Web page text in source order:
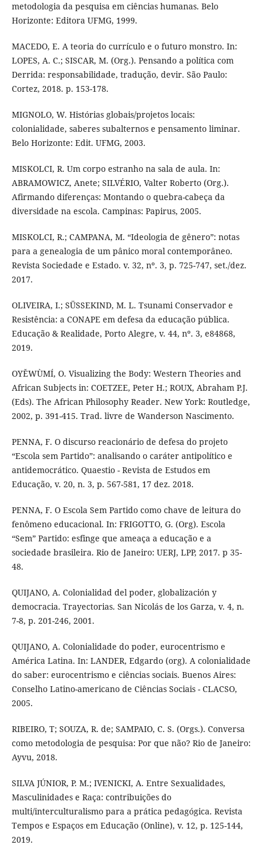
metodologia da pesquisa em ciências humanas. Belo
Horizonte: Editora UFMG, 1999.
MACEDO, E. A teoria do currículo e o futuro monstro. In:
LOPES, A. C.; SISCAR, M. (Org.). Pensando a política com
Derrida: responsabilidade, tradução, devir. São Paulo:
Cortez, 2018. p. 153-178.
MIGNOLO, W. Histórias globais/projetos locais:
colonialidade, saberes subalternos e pensamento liminar.
Belo Horizonte: Edit. UFMG, 2003.
MISKOLCI, R. Um corpo estranho na sala de aula. In:
ABRAMOWICZ, Anete; SILVÉRIO, Valter Roberto (Org.).
Afirmando diferenças: Montando o quebra-cabeça da
diversidade na escola. Campinas: Papirus, 2005.
MISKOLCI, R.; CAMPANA, M. “Ideologia de gênero”: notas
para a genealogia de um pânico moral contemporâneo.
Revista Sociedade e Estado. v. 32, nº. 3, p. 725-747, set./dez.
2017.
OLIVEIRA, I.; SÜSSEKIND, M. L. Tsunami Conservador e
Resistência: a CONAPE em defesa da educação pública.
Educação & Realidade, Porto Alegre, v. 44, nº. 3, e84868,
2019.
OYĚWÙMÍ, O. Visualizing the Body: Western Theories and
African Subjects in: COETZEE, Peter H.; ROUX, Abraham P.J.
(Eds). The African Philosophy Reader. New York: Routledge,
2002, p. 391-415. Trad. livre de Wanderson Nascimento.
PENNA, F. O discurso reacionário de defesa do projeto
“Escola sem Partido”: analisando o caráter antipolítico e
antidemocrático. Quaestio - Revista de Estudos em
Educação, v. 20, n. 3, p. 567-581, 17 dez. 2018.
PENNA, F. O Escola Sem Partido como chave de leitura do
fenômeno educacional. In: FRIGOTTO, G. (Org). Escola
“Sem” Partido: esfinge que ameaça a educação e a
sociedade brasileira. Rio de Janeiro: UERJ, LPP, 2017. p 35-
48.
QUIJANO, A. Colonialidad del poder, globalización y
democracia. Trayectorias. San Nicolás de los Garza, v. 4, n.
7-8, p. 201-246, 2001.
QUIJANO, A. Colonialidade do poder, eurocentrismo e
América Latina. In: LANDER, Edgardo (org). A colonialidade
do saber: eurocentrismo e ciências sociais. Buenos Aires:
Conselho Latino-americano de Ciências Sociais - CLACSO,
2005.
RIBEIRO, T; SOUZA, R. de; SAMPAIO, C. S. (Orgs.). Conversa
como metodologia de pesquisa: Por que não? Rio de Janeiro:
Ayvu, 2018.
SILVA JÚNIOR, P. M.; IVENICKI, A. Entre Sexualidades,
Masculinidades e Raça: contribuições do
multi/interculturalismo para a prática pedagógica. Revista
Tempos e Espaços em Educação (Online), v. 12, p. 125-144,
2019.